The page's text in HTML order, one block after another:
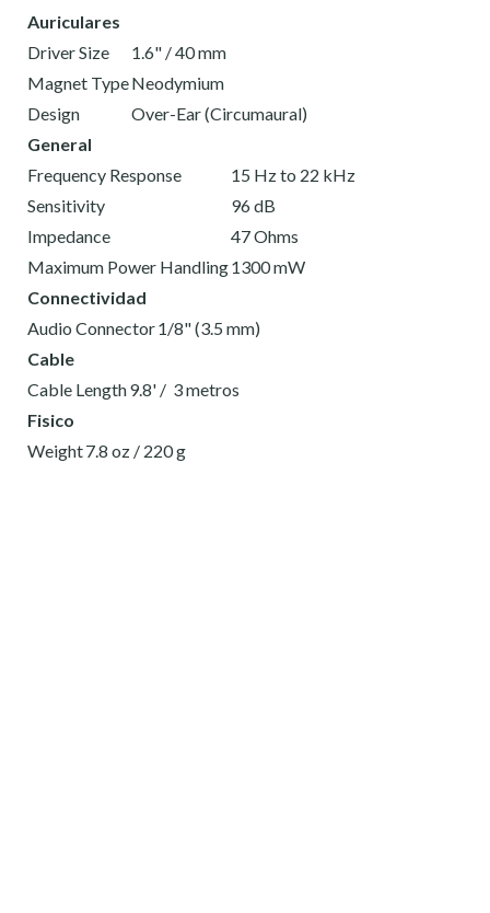
Auriculares
Driver Size
1.6" / 40 mm
Magnet TypeNeodymium
Design
Over-Ear (Circumaural)
General
Frequency Response
15 Hz to 22 kHz
Sensitivity
96 dB
Impedance
47 Ohms
Maximum Power Handling1300 mW
Connectividad
Audio Connector1/8" (3.5 mm)
Cable
Cable Length9.8' / 3 metros
Fisico
Weight7.8 oz / 220 g